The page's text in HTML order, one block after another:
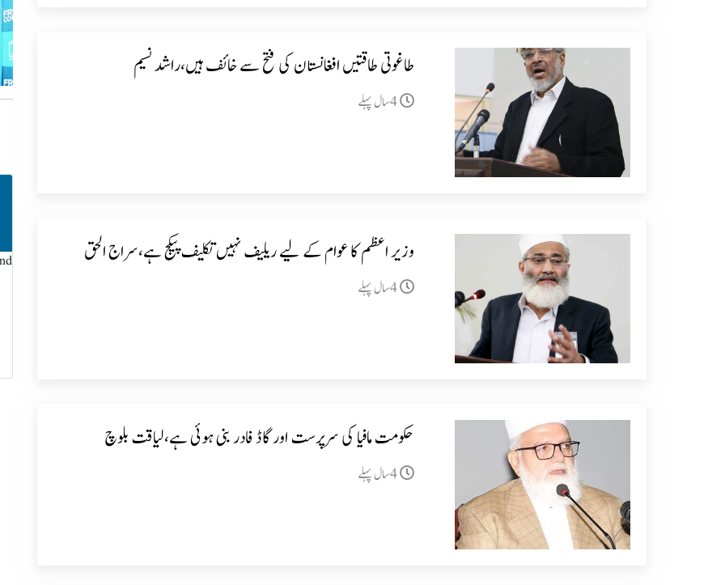
طاغوتی طاقتیں افغانستان کی فتح سے خائف ہیں،راشد نسیم
وزیر اعظم کا عوام کے لیے ریلیف نہیں تکلیف پیکج ہے،سراج الحق
حکومت مافیا کی سرپرست اور گاڈ فادر بنی ہوئی ہے،لیاقت بلوچ